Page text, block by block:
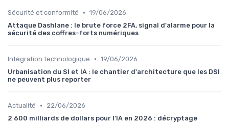
Sécurité et conformité • 19/06/2026
Attaque Dashlane : le brute force 2FA, signal d'alarme pour la
sécurité des coffres-forts numériques
Intégration technologique • 19/06/2026
Urbanisation du SI et IA : le chantier d'architecture que les DSI
ne peuvent plus reporter
Actualité •
22/06/2026
2 600 milliards de dollars pour l'IA en 2026 : décryptage